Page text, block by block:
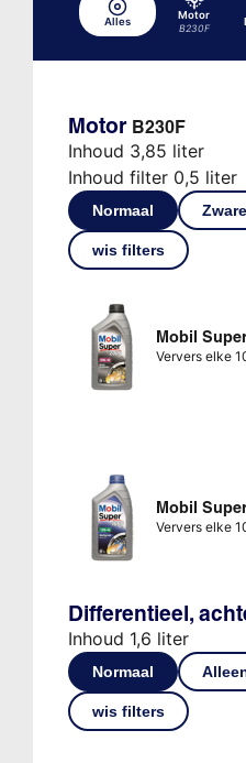
Alles
Motor
B230F
Motor B230F
Inhoud 3,85 liter
Inhoud filter 0,5 liter
Normaal
wis filters
Mobil
Ververs elke
Mobil
Ververs elke
Differentieel,
Inhoud 1,6 liter
Normaal
wis filters